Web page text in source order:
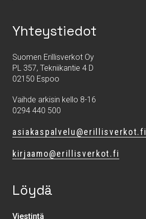
Yhteystiedot
Suomen Erillisverkot Oy
PL 357, Tekniikantie 4 D
02150 Espoo
Vaihde arkisin kello 8-16
0294 440 500
asiakaspalvelu@erillisverkot.fi
kirjaamo@erillisverkot.fi
Löydä
Viestintä